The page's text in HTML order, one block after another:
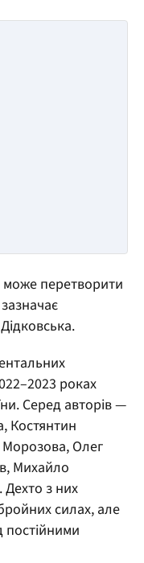
може перетворити
роках
Серед авторів —
Костянтин
Олег
Михайло
з них
силах, але
постійними